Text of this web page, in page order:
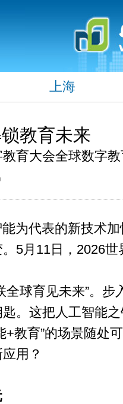
上海
教育未来
育大会全球数字教
为代表的新技术
5月11日，2026
全球育见未来”。
。这把人工智能
+教育”的场景随处
用？